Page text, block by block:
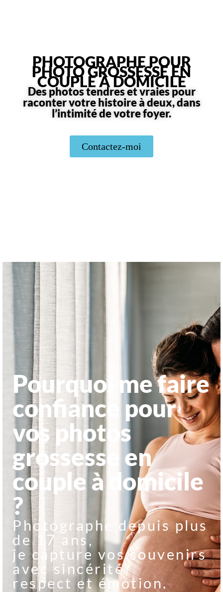
PHOTOGRAPHE POUR
PHOTO GROSSESSE EN
COUPLE À DOMICILE
Des photos tendres et vraies pour
raconter votre histoire à deux, dans
l’intimité de votre foyer.
Contactez-moi
Pourquoi me faire
confiance pour
vos photos
grossesse en
couple à domicile
?
Photographe depuis plus
de 17 ans,
je capture vos souvenirs
avec sincérité
respect et émotion.